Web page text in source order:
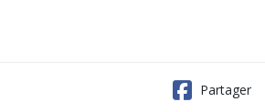
Partager